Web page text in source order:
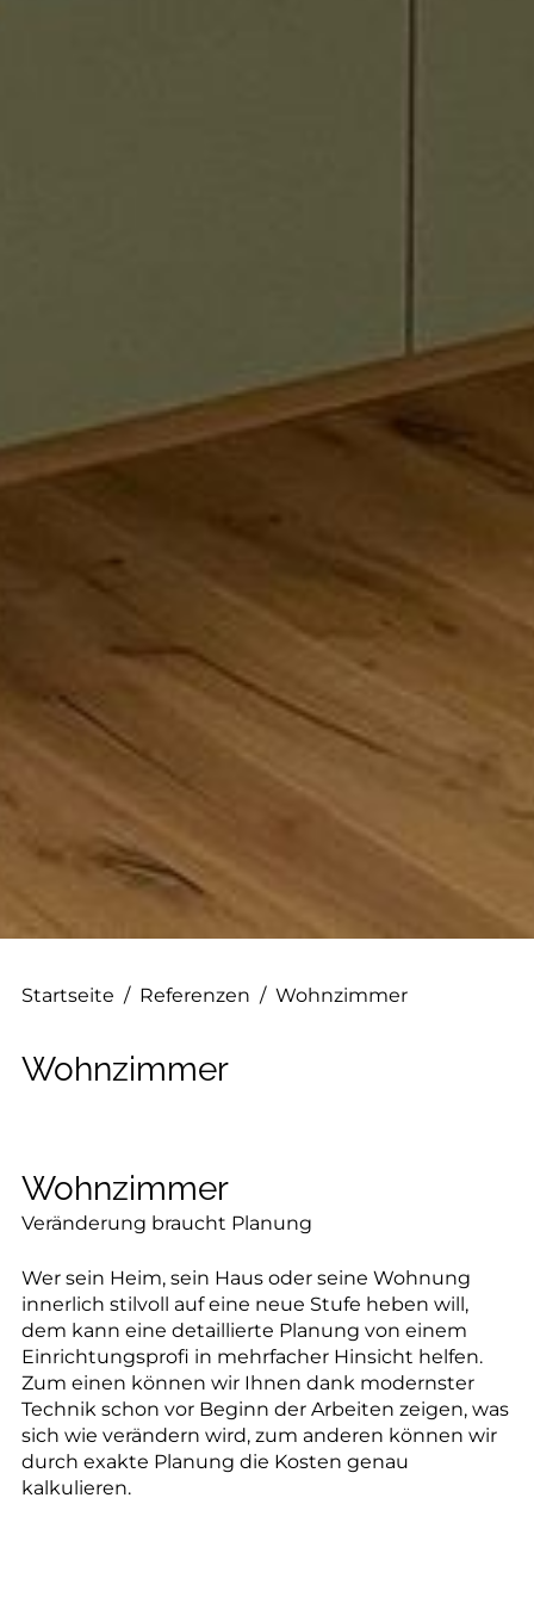
--
--
--
--
Startseite / Referenzen / Wohnzimmer
Wohnzimmer
Wohnzimmer
Veränderung braucht Planung
Wer sein Heim, sein Haus oder seine Wohnung
innerlich stilvoll auf eine neue Stufe heben will,
dem kann eine detaillierte Planung von einem
Einrichtungsprofi in mehrfacher Hinsicht helfen.
Zum einen können wir Ihnen dank modernster
Technik schon vor Beginn der Arbeiten zeigen, was
sich wie verändern wird, zum anderen können wir
durch exakte Planung die Kosten genau
kalkulieren.